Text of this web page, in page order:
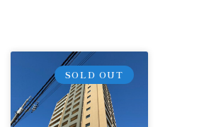
SOLD OUT